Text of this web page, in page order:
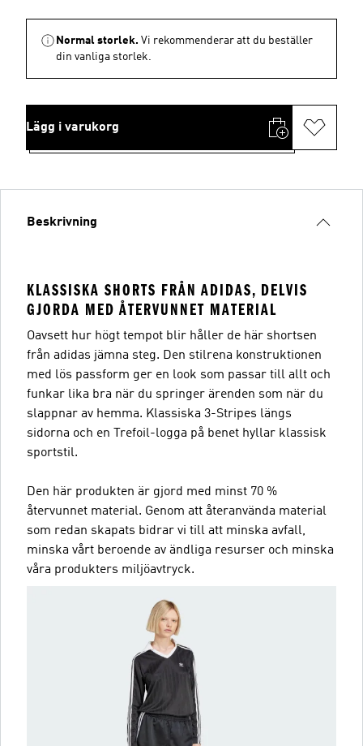
Normal storlek. Vi rekommenderar att du beställer
din vanliga storlek.
Lägg i varukorg
Beskrivning
KLASSISKA SHORTS FRÅN ADIDAS, DELVIS
GJORDA MED ÅTERVUNNET MATERIAL
Oavsett hur högt tempot blir håller de här shortsen
från adidas jämna steg. Den stilrena konstruktionen
med lös passform ger en look som passar till allt och
funkar lika bra när du springer ärenden som när du
slappnar av hemma. Klassiska 3-Stripes längs
sidorna och en Trefoil-logga på benet hyllar klassisk
sportstil.
Den här produkten är gjord med minst 70 %
återvunnet material. Genom att återanvända material
som redan skapats bidrar vi till att minska avfall,
minska vårt beroende av ändliga resurser och minska
våra produkters miljöavtryck.